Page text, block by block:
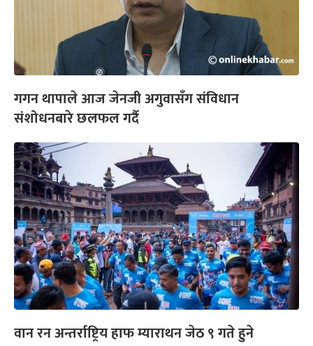
गगन थापाले आज जेनजी अगुवासँग संविधान
संशोधनबारे छलफल गर्दै
वान रन अन्तर्राष्ट्रिय हाफ म्याराथन जेठ ९ गते हुने